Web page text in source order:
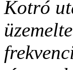
Kotró